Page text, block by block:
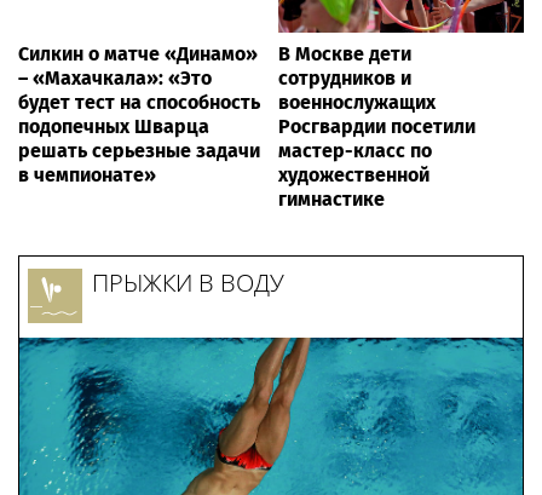
Силкин о матче «Динамо»
– «Махачкала»: «Это
будет тест на способность
подопечных Шварца
решать серьезные задачи
в чемпионате»
В Москве дети
сотрудников и
военнослужащих
Росгвардии посетили
мастер-класс по
художественной
гимнастике
ПРЫЖКИ В ВОДУ